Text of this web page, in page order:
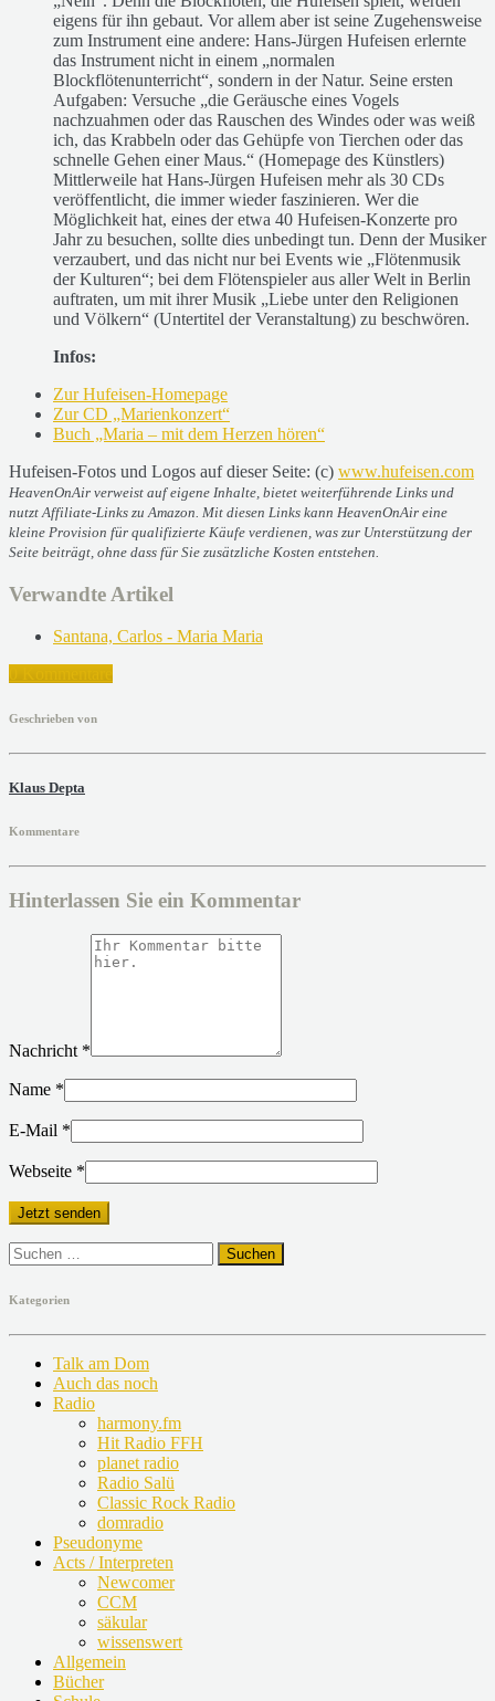
eigens für ihn gebaut. Vor allem aber ist seine Zugehensweise
zum Instrument eine andere: Hans-Jürgen Hufeisen erlernte
das Instrument nicht in einem „normalen
Blockflötenunterricht“, sondern in der Natur. Seine ersten
Aufgaben: Versuche „die Geräusche eines Vogels
nachzuahmen oder das Rauschen des Windes oder was weiß
ich, das Krabbeln oder das Gehüpfe von Tierchen oder das
schnelle Gehen einer Maus.“ (Homepage des Künstlers)
Mittlerweile hat Hans-Jürgen Hufeisen mehr als 30 CDs
veröffentlicht, die immer wieder faszinieren. Wer die
Möglichkeit hat, eines der etwa 40 Hufeisen-Konzerte pro
Jahr zu besuchen, sollte dies unbedingt tun. Denn der Musiker
verzaubert, und das nicht nur bei Events wie „Flötenmusik
der Kulturen“; bei dem Flötenspieler aus aller Welt in Berlin
auftraten, um mit ihrer Musik „Liebe unter den Religionen
und Völkern“ (Untertitel der Veranstaltung) zu beschwören.
Infos:
Zur Hufeisen-Homepage
Zur CD „Marienkonzert“
Buch „Maria – mit dem Herzen hören“
Hufeisen-Fotos und Logos auf dieser Seite: (c) www.hufeisen.com
HeavenOnAir verweist auf eigene Inhalte, bietet weiterführende Links und
nutzt Affiliate-Links zu Amazon. Mit diesen Links kann HeavenOnAir eine
kleine Provision für qualifizierte Käufe verdienen, was zur Unterstützung der
Seite beiträgt, ohne dass für Sie zusätzliche Kosten entstehen.
Verwandte Artikel
Santana, Carlos - Maria Maria
Geschrieben von
Klaus Depta
Kommentare
Hinterlassen Sie ein Kommentar
Nachricht *
Name *
E-Mail *
Webseite *
Suchen
nach:
Kategorien
Talk am Dom
Auch das noch
Radio
harmony.fm
Hit Radio FFH
planet radio
Radio Salü
Classic Rock Radio
domradio
Pseudonyme
Acts / Interpreten
Newcomer
CCM
säkular
wissenswert
Allgemein
Bücher